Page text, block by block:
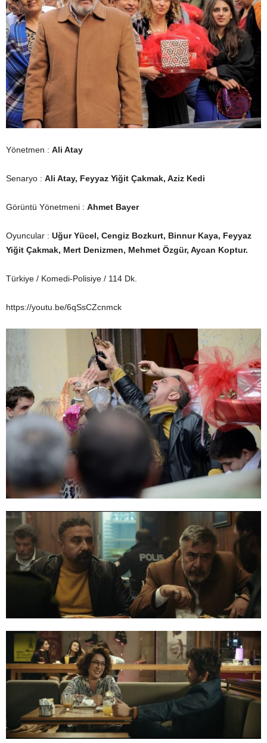
Yönetmen : Ali Atay
Senaryo : Ali Atay, Feyyaz Yiğit Çakmak, Aziz Kedi
Görüntü Yönetmeni : Ahmet Bayer
Oyuncular : Uğur Yücel, Cengiz Bozkurt, Binnur Kaya, Feyyaz
Yiğit Çakmak, Mert Denizmen, Mehmet Özgür, Aycan Koptur.
Türkiye / Komedi-Polisiye / 114 Dk.
https://youtu.be/6qSsCZcnmck